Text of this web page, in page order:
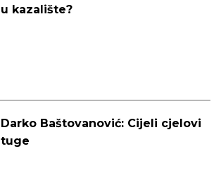
u kazalište?
Darko Baštovanović: Cijeli cjelovi
tuge